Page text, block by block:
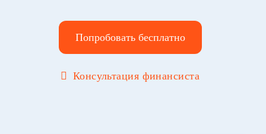
Попробовать бесплатно
Консультация финансиста